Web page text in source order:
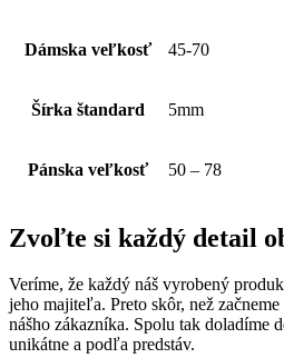
Dámska veľkosť 45-70
Šírka štandard 5mm
Pánska veľkosť 50 – 78
Zvoľte si každý detail
Veríme, že každý náš vyrobený
jeho majiteľa. Preto skôr, než
nášho zákazníka. Spolu tak doladíme
unikátne a podľa predstáv.